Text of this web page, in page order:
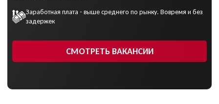
Заработная плата - выше среднего по рынку. Вовремя и без
задержек
СМОТРЕТЬ ВАКАНСИИ